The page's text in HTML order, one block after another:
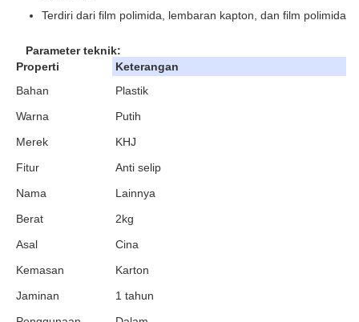
Terdiri dari film polimida, lembaran kapton, dan film polimida
Parameter teknik:
Properti
Keterangan
Bahan
Plastik
Warna
Putih
Merek
KHJ
Fitur
Anti selip
Nama
Lainnya
Berat
2kg
Asal
Cina
Kemasan
Karton
Jaminan
1 tahun